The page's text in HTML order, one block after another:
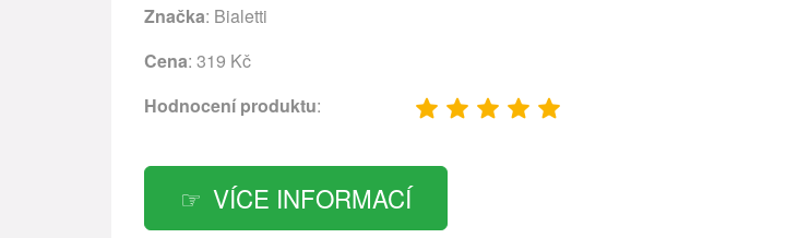
Značka: Bialetti
Cena: 319 Kč
Hodnocení produktu:
VÍCE INFORMACÍ